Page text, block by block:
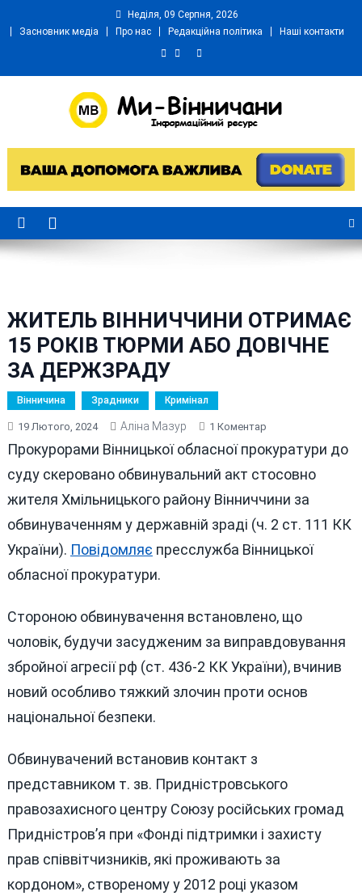
Неділя, 09 Серпня, 2026
Засновник медіа
Про нас Редакційна політика Наші контакти
Ми Вінничани
ЖИТЕЛЬ ВІННИЧЧИНИ ОТРИМАЄ
15 РОКІВ ТЮРМИ АБО ДОВІЧНЕ
ЗА ДЕРЖЗРАДУ
Вінничина Зрадники Кримінал
19 Лютого, 2024 Аліна Мазур 1 КоментарДо
ЖИТЕЛЬ
ОТРИМАЄ
15
РОКІВ
АБО
ДЕРЖЗРАДУ
Прокурорами Вінницької обласної прокуратури до
суду скеровано обвинувальний акт стосовно
жителя Хмільницького району Вінниччини за
обвинуваченням у державній зраді (ч. 2 ст. 111 КК
України). Повідомляє пресслужба Вінницької
обласної прокуратури.
Стороною обвинувачення встановлено, що
чоловік, будучи засудженим за виправдовування
збройної агресії рф (ст. 436-2 КК України), вчинив
новий особливо тяжкий злочин проти основ
національної безпеки.
Обвинувачений встановив контакт з
представником т. зв. Придністровського
правозахисного центру Союзу російських громад
Придністров’я при «Фонді підтримки і захисту
прав співвітчизників, які проживають за
кордоном», створеному у 2012 році указом